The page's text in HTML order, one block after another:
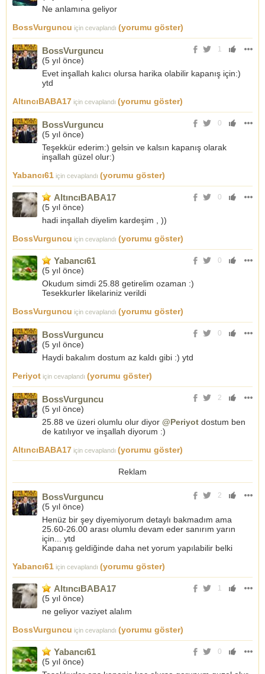
Ne anlamına geliyor
BossVurguncu için cevaplandı (yorumu göster)
1
BossVurguncu
(5 yıl önce)
Evet inşallah kalıcı olursa harika olabilir kapanış için:)
ytd
AltıncıBABA17 için cevaplandı (yorumu göster)
0
BossVurguncu
(5 yıl önce)
Teşekkür ederim:) gelsin ve kalsın kapanış olarak
inşallah güzel olur:)
Yabancı61 için cevaplandı (yorumu göster)
0
AltıncıBABA17
(5 yıl önce)
hadi inşallah diyelim kardeşim , ))
BossVurguncu için cevaplandı (yorumu göster)
0
Yabancı61
(5 yıl önce)
Okudum simdi 25.88 getirelim ozaman :)
Tesekkurler likelariniz verildi
BossVurguncu için cevaplandı (yorumu göster)
0
BossVurguncu
(5 yıl önce)
Haydi bakalım dostum az kaldı gibi :) ytd
Periyot için cevaplandı (yorumu göster)
2
BossVurguncu
(5 yıl önce)
25.88 ve üzeri olumlu olur diyor @Periyot dostum ben
de katılıyor ve inşallah diyorum :)
AltıncıBABA17 için cevaplandı (yorumu göster)
Reklam
2
BossVurguncu
(5 yıl önce)
Henüz bir şey diyemiyorum detaylı bakmadım ama
25.60-26.00 arası olumlu devam eder sanırım yarın
için... ytd
Kapanış geldiğinde daha net yorum yapılabilir belki
Yabancı61 için cevaplandı (yorumu göster)
1
AltıncıBABA17
(5 yıl önce)
ne geliyor vaziyet alalım
BossVurguncu için cevaplandı (yorumu göster)
0
Yabancı61
(5 yıl önce)